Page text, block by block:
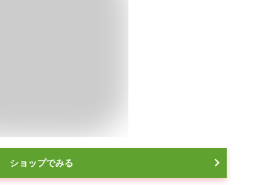
ショップでみる